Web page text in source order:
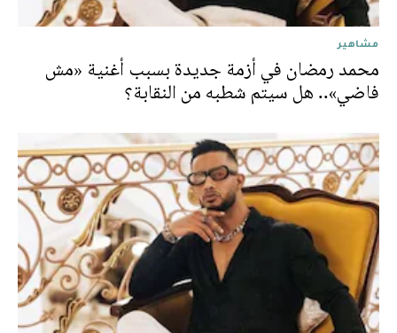
مشاهير
محمد رمضان في أزمة جديدة بسبب أغنية «مش
فاضي».. هل سيتم شطبه من النقابة؟